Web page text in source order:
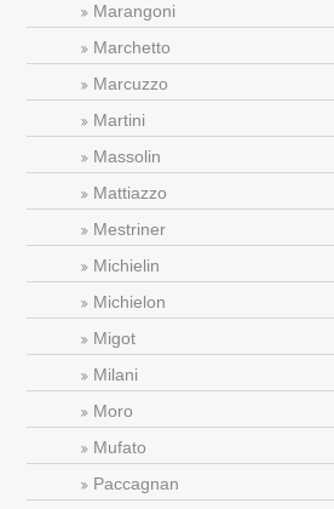
Marangoni
Marchetto
Marcuzzo
Martini
Massolin
Mattiazzo
Mestriner
Michielin
Michielon
Migot
Milani
Moro
Mufato
Paccagnan